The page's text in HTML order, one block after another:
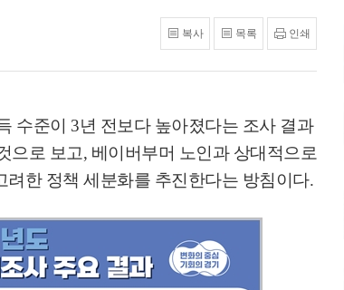
복사 목록 인쇄
수준이 3년 전보다 높아졌다는 조사 결과
으로 보고, 베이버부머 노인과 상대적으로
한 정책 세분화를 추진한다는 방침이다.
양
시장
소방
물향기수목원 무궁화 절정 '50여 품
대회 시구
제30회 고양특례시장기 배드민턴대